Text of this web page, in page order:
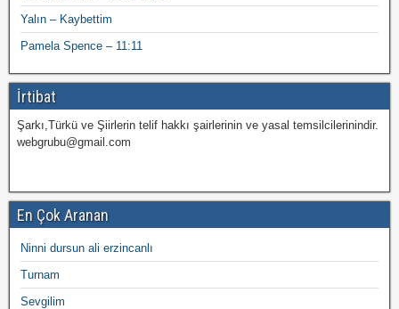
Yalın – Kaybettim
Pamela Spence – 11:11
İrtibat
Şarkı,Türkü ve Şiirlerin telif hakkı şairlerinin ve yasal temsilcilerinindir.
webgrubu@gmail.com
En Çok Aranan
Ninni dursun ali erzincanlı
Turnam
Sevgilim